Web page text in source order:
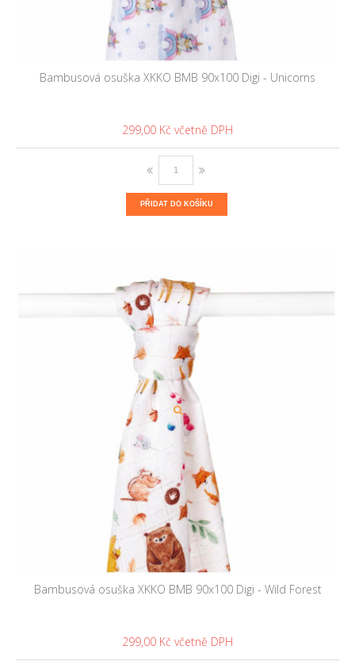
Bambusová osuška XKKO BMB 90x100 Digi - Unicorns
299,00 Kč
PŘIDAT DO KOŠÍKU
Bambusová osuška XKKO BMB 90x100 Digi - Wild Forest
299,00 Kč